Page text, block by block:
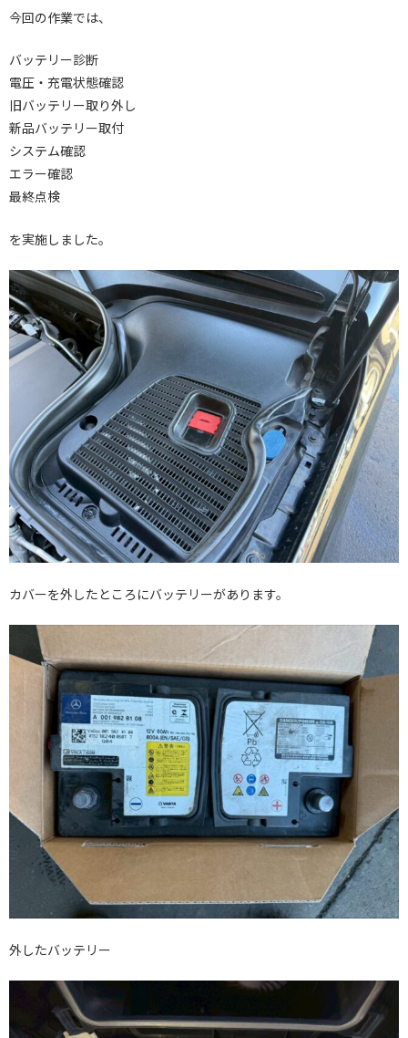
今回の作業では、
バッテリー診断
電圧・充電状態確認
旧バッテリー取り外し
新品バッテリー取付
システム確認
エラー確認
最終点検
を実施しました。
カバーを外したところにバッテリーがあります。
外したバッテリー